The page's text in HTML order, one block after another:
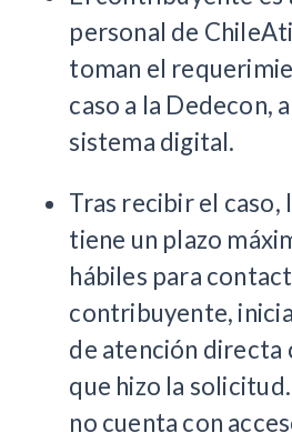
personal de
toman el
caso a la Dedecon,
sistema digital.
Tras recibir el caso,
tiene un plazo
hábiles para
contribuyente,
de atención directa
que hizo la
no cuenta con